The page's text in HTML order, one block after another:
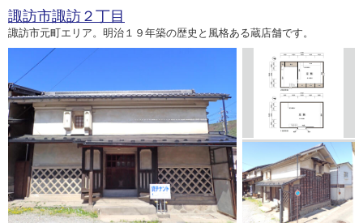
諏訪市諏訪２丁目
諏訪市元町エリア。明治１９年築の歴史と風格ある蔵店舗です。